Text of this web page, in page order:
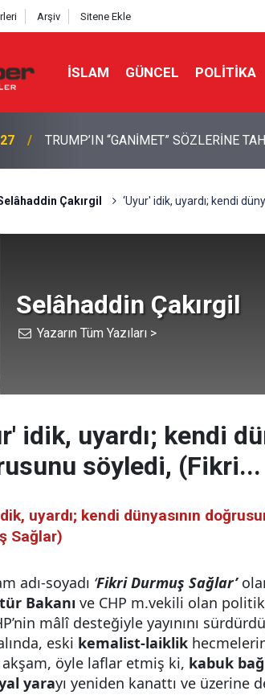
Arşiv Sitene Ekle
İSLAM GÜNCEL POLITIKA
İbrahimî Bir Seda: Uluslararası Filistin
Çakırgil ‘Uyur' idik, uyardı; kendi
Selâhaddin Çakırgil
Yazarın Tüm Yazıları >
idik, uyardı; kendi
söyledi, (Fikri...
uyardı; kendi dünyasının
Sağlar)
adı-soyadı ‘Fikri Durmuş Sağlar’
Bakanı ve CHP m.vekili olan
mâlî desteğiyle yayınını
eski kemalist-laiklik
öyle laflar etmiş ki, kabuk
yarayı yeniden kanattı ve üzerine